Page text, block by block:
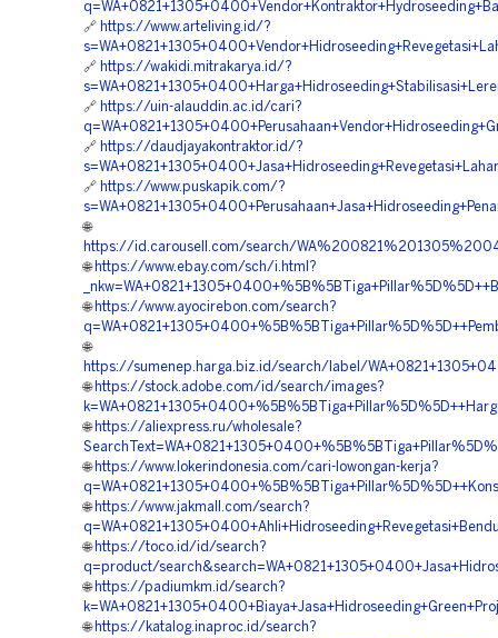
🔗 https://www.arteliving.id/?
🔗 https://wakidi.mitrakarya.id/?
🔗 https://uin-alauddin.ac.id/cari?
🔗 https://daudjayakontraktor.id/?
🔗 https://www.puskapik.com/?
🌐
https://id.carousell.com/search/
🌐 https://www.ebay.com/sch/i.html?
🌐 https://www.ayocirebon.com/search?
🌐
https://sumenep.harga.biz.id/search/label/
🌐 https://stock.adobe.com/id/search/images?
🌐 https://aliexpress.ru/wholesale?
🌐 https://www.lokerindonesia.com/cari-lowongan-kerja?
🌐 https://www.jakmall.com/search?
🌐 https://toco.id/id/search?
q=product/
🌐 https://padiumkm.id/search?
🌐 https://katalog.inaproc.id/search?